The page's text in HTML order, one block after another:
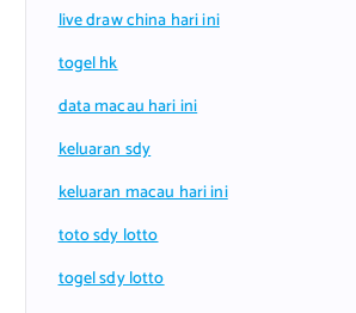
live draw china hari ini
togel hk
data macau hari ini
keluaran sdy
keluaran macau hari ini
toto sdy lotto
togel sdy lotto